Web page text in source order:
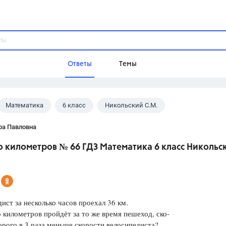
Ответы Темы
Домашнее задание
Учебники
Разумовская М.М.,
Математика 6 класс Никольский С.М.
Павловна
километров № 66 ГДЗ Математика 6 класс
за несколько часов проехал 36 км.
километров пройдёт за то же время пешеход, ско-